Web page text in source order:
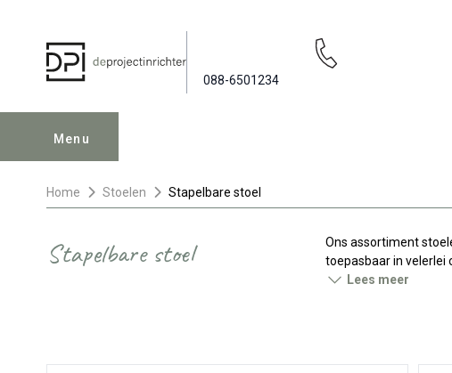
088-6501234
Menu
Home Stoelen Stapelbare stoel
Stapelbare stoel
Ons assortiment
toepasbaar in velerlei
Lees meer